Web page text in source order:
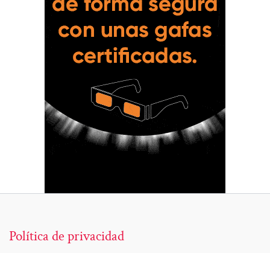
Política de privacidad